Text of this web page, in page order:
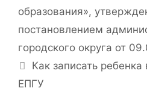
образования»,
постановлением
городского округа от
Как записать
ЕПГУ